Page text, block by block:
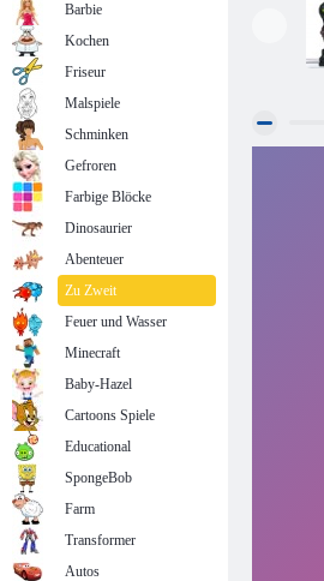
Barbie
Kochen
Friseur
Malspiele
Schminken
Gefroren
Farbige Blöcke
Dinosaurier
Abenteuer
Zu Zweit
Feuer und Wasser
Minecraft
Baby-Hazel
Cartoons Spiele
Educational
SpongeBob
Farm
Transformer
Autos